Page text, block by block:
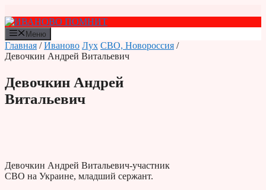
к
содержимому
Меню
Главная /Иваново Лух СВО, Новороссия /
Девочкин Андрей Витальевич
Девочкин Андрей
Витальевич
Девочкин Андрей Витальевич-участник
СВО на Украине, младший сержант.